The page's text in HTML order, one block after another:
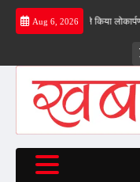
Skip
Aug 6, 2026
धामी ने किया लोकार्पण-शिलान्यास.